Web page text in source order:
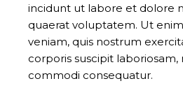
incidunt ut labore et dolore
quaerat voluptatem. Ut
veniam, quis nostrum
corporis suscipit laboriosam,
commodi consequatur.